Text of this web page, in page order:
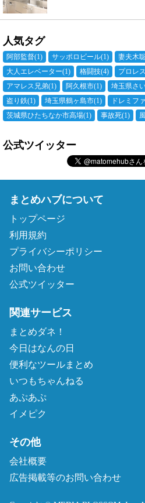
人気タグ
阿部監督(1) サッポロビール(1) 妻夫木
大人エレベーター(1) 格闘技(4) プロレス
アマレス兄弟(1) 阿久根市(1) 埼玉県さ
盗り鉄(1) 埼玉県鶴ヶ島市(1) ドレミフ
茨城県ひたちなか市高場(1) 事故死(1)
公式ツイッター
まとめハブについて
トップページ
利用規約
プライバシーポリシー
お問い合わせ
公式ツイッター
関連サービス
まとめダネ！
今日はなんの日
便利なツールまとめ
いつもちゃんねる
あぷあぷ
イメピク
その他
会社概要
広告掲載等のお問い合わせ